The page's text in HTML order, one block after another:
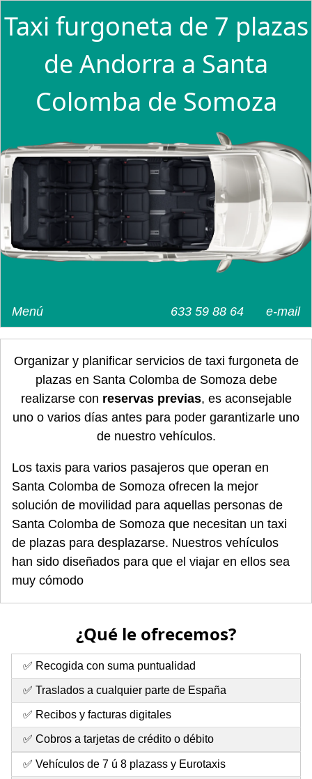
Taxi furgoneta de 7 plazas
de Andorra a Santa
Colomba de Somoza
e-mail
633 59 88 64
Menú
Organizar y planificar servicios de taxi furgoneta de
plazas en Santa Colomba de Somoza debe
realizarse con reservas previas, es aconsejable
uno o varios días antes para poder garantizarle uno
de nuestro vehículos.
Los taxis para varios pasajeros que operan en
Santa Colomba de Somoza ofrecen la mejor
solución de movilidad para aquellas personas de
Santa Colomba de Somoza que necesitan un taxi
de plazas para desplazarse. Nuestros vehículos
han sido diseñados para que el viajar en ellos sea
muy cómodo
¿Qué le ofrecemos?
✅ Recogida con suma puntualidad
✅ Traslados a cualquier parte de España
✅ Recibos y facturas digitales
✅ Cobros a tarjetas de crédito o débito
✅ Vehículos de 7 ú 8 plazass y Eurotaxis